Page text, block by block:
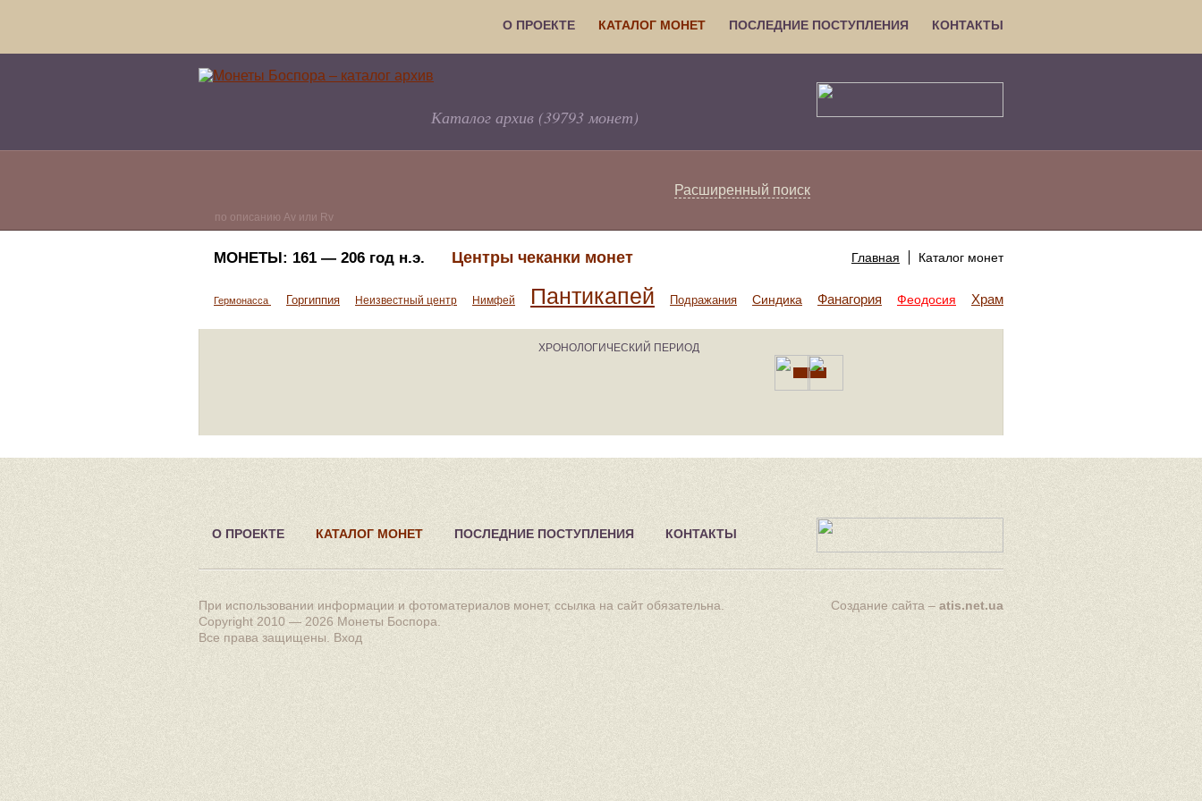
О ПРОЕКТЕ КАТАЛОГ МОНЕТ ПОСЛЕДНИЕ ПОСТУПЛЕНИЯ КОНТАКТЫ
Каталог архив (39793 монет)
по описанию Av или Rv
Расширенный поиск
Главная Каталог монет
МОНЕТЫ: 161 — 206 год н.э. Центры чеканки монет
Гермонасса Горгиппия Неизвестный центр Нимфей Пантикапей Подражания Синдика Фанагория Феодосия Храм Аполлона
ХРОНОЛОГИЧЕСКИЙ ПЕРИОД
О ПРОЕКТЕ КАТАЛОГ МОНЕТ ПОСЛЕДНИЕ ПОСТУПЛЕНИЯ КОНТАКТЫ
Создание сайта – atis.net.ua
При использовании информации и фотоматериалов монет, ссылка на сайт обязательна.
Copyright 2010 — 2026Монеты Боспора
Все права защищены. Вход